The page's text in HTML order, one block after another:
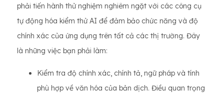
phải tiến hành thử nghiệm nghiêm ngặt với các công cụ
tự động hóa kiểm thử AI để đảm bảo chức năng và độ
chính xác của ứng dụng trên tất cả các thị trường. Đây
là những việc bạn phải làm:
Kiểm tra độ chính xác, chính tả, ngữ pháp và tính
phù hợp về văn hóa của bản dịch. Điều quan trọng